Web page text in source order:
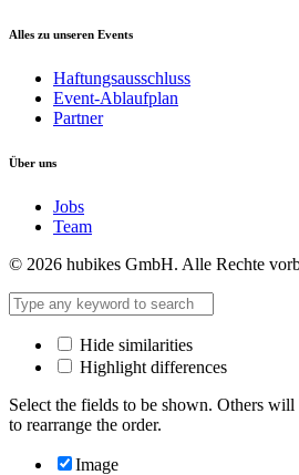
Alles zu unseren Events
Haftungsausschluss
Event-Ablaufplan
Partner
Über uns
Jobs
Team
© 2026 hubikes GmbH. Alle Rechte
Hide similarities
Highlight differences
Select the fields to be shown. Others
to rearrange the order.
Image